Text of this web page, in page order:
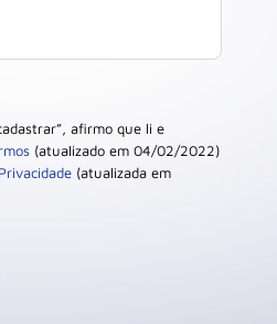
afirmo que li e
(atualizado em 04/02/2022)
(atualizada em